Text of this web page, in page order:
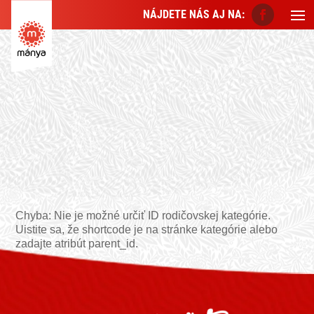
NÁJDETE NÁS AJ NA:
Chyba: Nie je možné určiť ID rodičovskej kategórie.
Uistite sa, že shortcode je na stránke kategórie alebo
zadajte atribút parent_id.